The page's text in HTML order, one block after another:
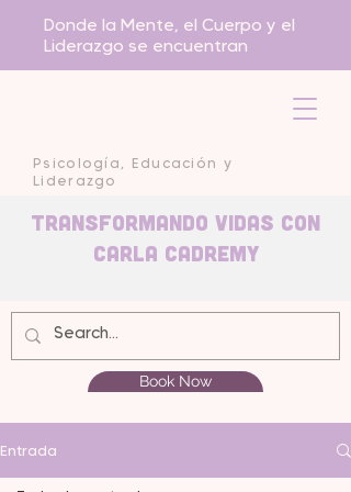
Psicología, Educación y
Liderazgo
Donde la Mente, el Cuerpo y el
Liderazgo se encuentran
Transformando Vidas con
carla Cadremy
Book Now
Entrada